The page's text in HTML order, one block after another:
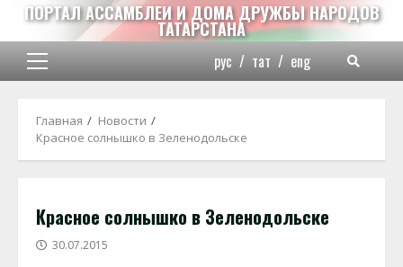
Перейти
содержимому
ПОРТАЛ АССАМБЛЕИ И ДОМА ДРУЖБЫ НАРОДОВ
ТАТАРСТАНА
Основное
рус / тат / eng
Главная
Новости
Красное солнышко в Зеленодольске
Красное солнышко в Зеленодольске
30.07.2015